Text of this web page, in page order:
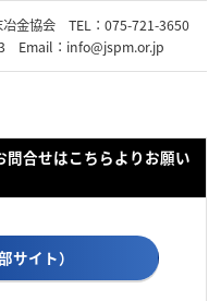
冶金協会 TEL：075-721-3650
Email：info@jspm.or.jp
合せはこちらよりお願い
サイト）